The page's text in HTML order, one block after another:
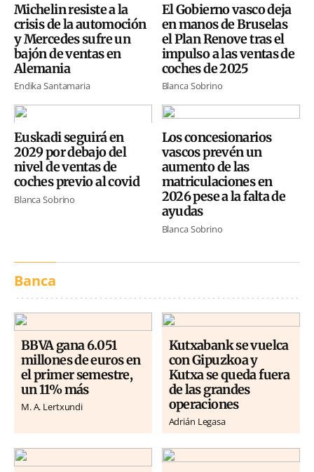
Michelin resiste a la
crisis de la automoción
y Mercedes sufre un
bajón de ventas en
Alemania
Endika Santamaria
El Gobierno vasco deja
en manos de Bruselas
el Plan Renove tras el
impulso a las ventas de
coches de 2025
Blanca Sobrino
Euskadi seguirá en
2029 por debajo del
nivel de ventas de
coches previo al covid
Blanca Sobrino
Los concesionarios
vascos prevén un
aumento de las
matriculaciones en
2026 pese a la falta de
ayudas
Blanca Sobrino
Banca
BBVA gana 6.051
millones de euros en
el primer semestre,
un 11% más
M. A. Lertxundi
Kutxabank se vuelca
con Gipuzkoa y
Kutxa se queda fuera
de las grandes
operaciones
Adrián Legasa